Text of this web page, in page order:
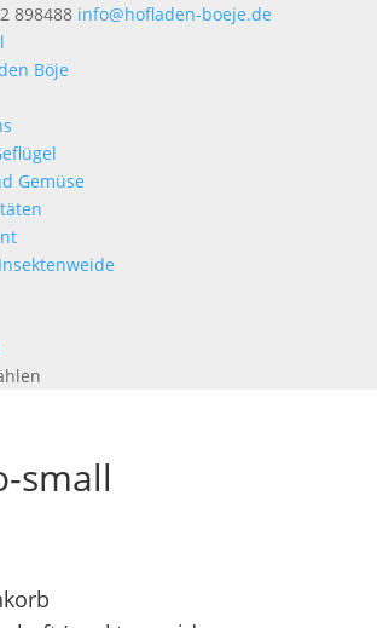
898488 info@hofladen-boeje.de
Gemüse
small